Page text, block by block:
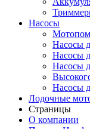
Насосы
Насосы
Насосы
Насосы
Насосы
Лодочные
Страницы
О компании